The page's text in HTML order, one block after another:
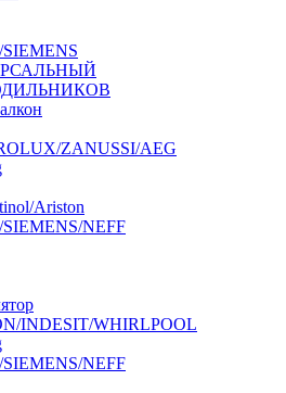
ZANUSSI/AEG
Ariston
NEFF
INDESIT/WHIRLPOOL
NEFF